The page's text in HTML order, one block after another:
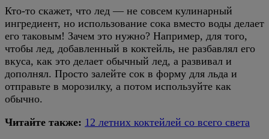
Кто-то скажет, что лед — не совсем кулинарный
ингредиент, но использование сока вместо воды делает
его таковым! Зачем это нужно? Например, для того,
чтобы лед, добавленный в коктейль, не разбавлял его
вкуса, как это делает обычный лед, а развивал и
дополнял. Просто залейте сок в форму для льда и
отправьте в морозилку, а потом используйте как
обычно.
Читайте также: 12 летних коктейлей со всего света